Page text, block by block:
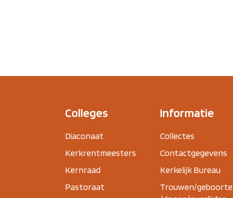
Colleges
Diaconaat
Kerkrentmeesters
Kernraad
Pastoraat
Informatie
Collectes
Contactgegevens
Kerkelijk Bureau
Trouwen/geboorte